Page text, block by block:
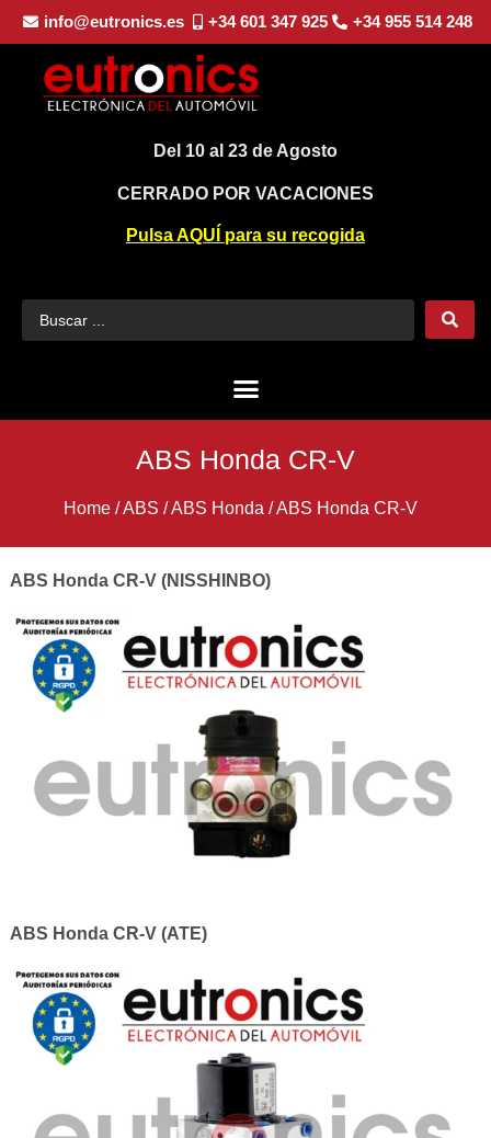
info@eutronics.es +34 601 347 925 +34 955 514 248
Del 10 al 23 de Agosto
CERRADO POR VACACIONES
Pulsa AQUÍ para su recogida
ABS Honda CR-V
Home /ABS /ABS Honda /ABS Honda CR-V
ABS Honda CR-V (NISSHINBO)
ABS Honda CR-V (ATE)